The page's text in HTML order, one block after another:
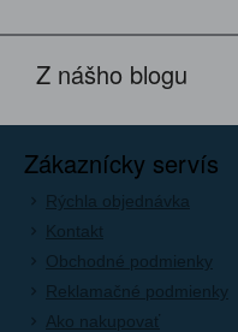
Z nášho blogu
Zákaznícky servís
Rýchla objednávka
Kontakt
Obchodné podmienky
Reklamačné podmienky
Ako nakupovať